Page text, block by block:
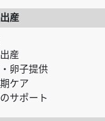
産
産
卵子提供
ケア
サポート